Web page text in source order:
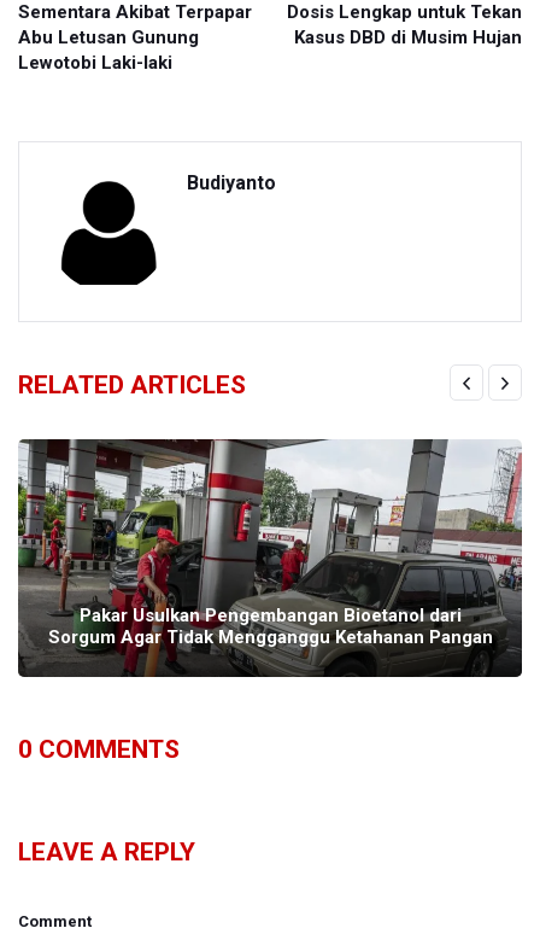
Sementara Akibat Terpapar
Abu Letusan Gunung
Lewotobi Laki-laki
Dosis Lengkap untuk Tekan
Kasus DBD di Musim Hujan
Budiyanto
RELATED ARTICLES
Pakar Usulkan Pengembangan Bioetanol dari
Sorgum Agar Tidak Mengganggu Ketahanan Pangan
0 COMMENTS
LEAVE A REPLY
Comment